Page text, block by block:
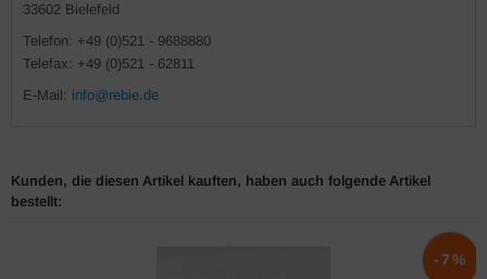
33602 Bielefeld
Telefon: +49 (0)521 - 9688880
Telefax: +49 (0)521 - 62811
E-Mail: info@rebie.de
Kunden, die diesen Artikel kauften, haben auch folgende Artikel
bestellt:
-7%